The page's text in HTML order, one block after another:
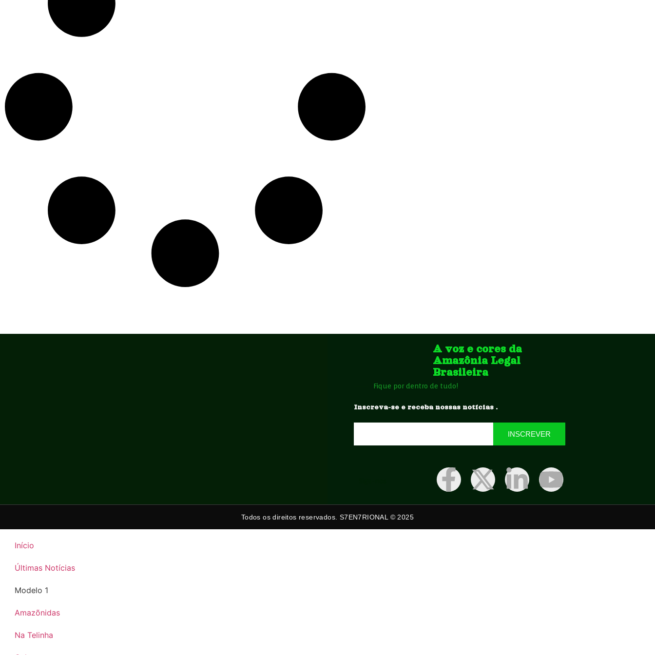
A voz e cores da
Amazônia Legal
Brasileira
Fique por dentro de tudo!
Inscreva-se e receba nossas notícias .
INSCREVER
Todos os direitos reservados. S7EN7RIONAL © 2025
Início
Últimas Notícias
Modelo 1
Amazõnidas
Na Telinha